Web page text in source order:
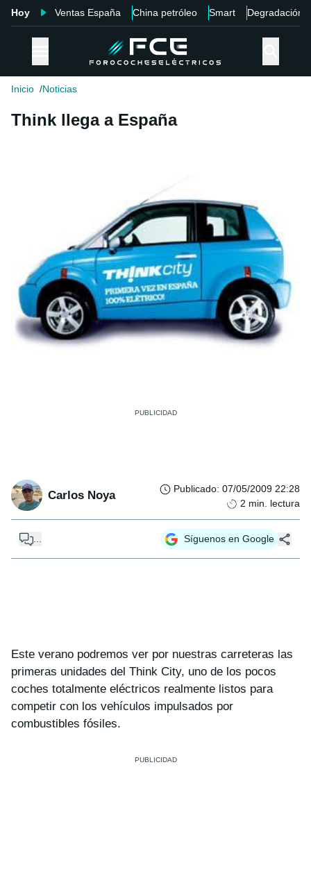
Hoy Ventas España China petróleo Smart Degradación
Inicio Noticias
Think llega a España
Carlos Noya Publicado: 07/05/2009 22:28
2 min. lectura
Síguenos en Google
Este verano podremos ver por nuestras carreteras las
primeras unidades del Think City, uno de los pocos
coches totalmente eléctricos realmente listos para
competir con los vehículos impulsados por
combustibles fósiles.